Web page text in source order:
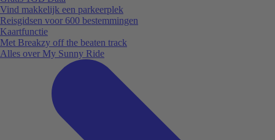
Vind makkelijk een parkeerplek
Reisgidsen voor 600 bestemmingen
Kaartfunctie
Met Breakzy off the beaten track
Alles over My Sunny Ride